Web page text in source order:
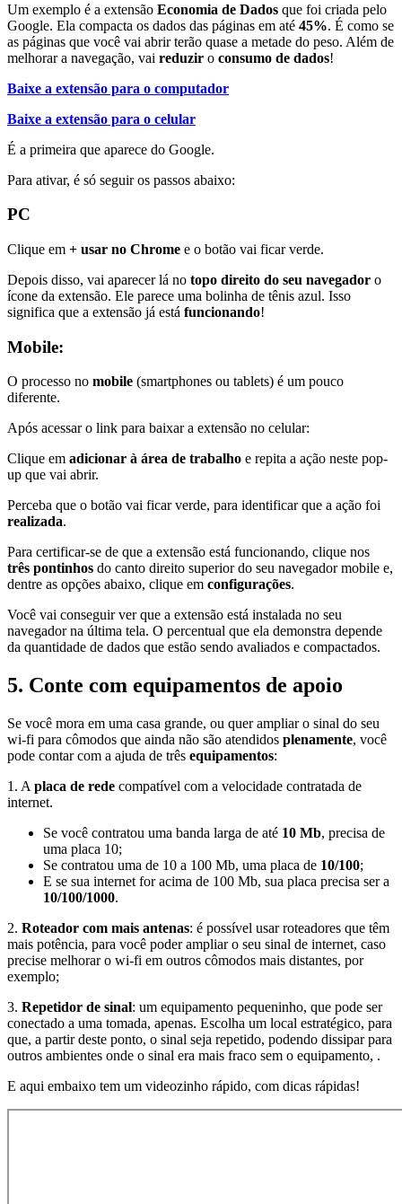
Um exemplo é a extensão Economia de Dados que foi criada pelo
Google. Ela compacta os dados das páginas em até 45%. É como se
as páginas que você vai abrir terão quase a metade do peso. Além de
melhorar a navegação, vai reduzir o consumo de dados!
Baixe a extensão para o computador
Baixe a extensão para o celular
É a primeira que aparece do Google.
Para ativar, é só seguir os passos abaixo:
PC
Clique em + usar no Chrome e o botão vai ficar verde.
Depois disso, vai aparecer lá no topo direito do seu navegador o
ícone da extensão. Ele parece uma bolinha de tênis azul. Isso
significa que a extensão já está funcionando!
Mobile:
O processo no mobile (smartphones ou tablets) é um pouco
diferente.
Após acessar o link para baixar a extensão no celular:
Clique em adicionar à área de trabalho e repita a ação neste pop-
up que vai abrir.
Perceba que o botão vai ficar verde, para identificar que a ação foi
realizada.
Para certificar-se de que a extensão está funcionando, clique nos
três pontinhos do canto direito superior do seu navegador mobile e,
dentre as opções abaixo, clique em configurações.
Você vai conseguir ver que a extensão está instalada no seu
navegador na última tela. O percentual que ela demonstra depende
da quantidade de dados que estão sendo avaliados e compactados.
5. Conte com equipamentos de apoio
Se você mora em uma casa grande, ou quer ampliar o sinal do seu
wi-fi para cômodos que ainda não são atendidos plenamente, você
pode contar com a ajuda de três equipamentos:
1. A placa de rede compatível com a velocidade contratada de
internet.
Se você contratou uma banda larga de até 10 Mb, precisa de
uma placa 10;
Se contratou uma de 10 a 100 Mb, uma placa de 10/100;
E se sua internet for acima de 100 Mb, sua placa precisa ser a
10/100/1000.
2. Roteador com mais antenas: é possível usar roteadores que têm
mais potência, para você poder ampliar o seu sinal de internet, caso
precise melhorar o wi-fi em outros cômodos mais distantes, por
exemplo;
3. Repetidor de sinal: um equipamento pequeninho, que pode ser
conectado a uma tomada, apenas. Escolha um local estratégico, para
que, a partir deste ponto, o sinal seja repetido, podendo dissipar para
outros ambientes onde o sinal era mais fraco sem o equipamento, .
E aqui embaixo tem um videozinho rápido, com dicas rápidas!